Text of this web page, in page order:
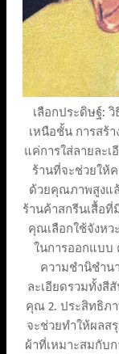
เลือกประดิษฐ์:
เหนือชั้น การสร้
แค่การใส่ลายละเ
ร้านที่จะช่วยให้
ด้วยคุณภาพสูงแ
ร้านค้าสกรีนเสื้อ
คุณเลือกใช้จังห
ในการออกแบ
ความชำนิชำน
ละเอียดรวมทั้งสี
คุณ 2. ประสิทธิภ
จะช่วยทำให้ผลส
ผ้าที่เหมาะสมกับ